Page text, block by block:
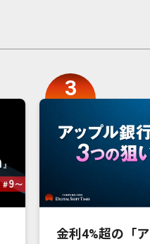
金利4%超の「